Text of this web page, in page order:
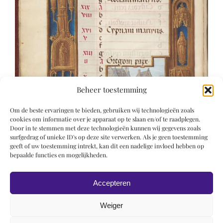
Beheer toestemming
Om de beste ervaringen te bieden, gebruiken wij technologieën zoals
cookies om informatie over je apparaat op te slaan en/of te raadplegen.
Door in te stemmen met deze technologieën kunnen wij gegevens zoals
surfgedrag of unieke ID's op deze site verwerken. Als je geen toestemming
geeft of uw toestemming intrekt, kan dit een nadelige invloed hebben op
bepaalde functies en mogelijkheden.
Accepteren
Weiger